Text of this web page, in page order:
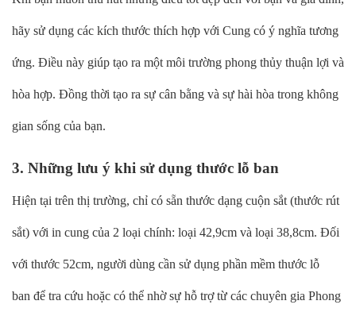
hãy sử dụng các kích thước thích hợp với Cung có ý nghĩa tương
ứng. Điều này giúp tạo ra một môi trường phong thủy thuận lợi và
hòa hợp. Đồng thời tạo ra sự cân bằng và sự hài hòa trong không
gian sống của bạn.
3. Những lưu ý khi sử dụng thước lỗ ban
Hiện tại trên thị trường, chỉ có sẵn thước dạng cuộn sắt (thước rút
sắt) với in cung của 2 loại chính: loại 42,9cm và loại 38,8cm. Đối
với thước 52cm, người dùng cần sử dụng phần mềm thước lỗ
ban để tra cứu hoặc có thể nhờ sự hỗ trợ từ các chuyên gia Phong